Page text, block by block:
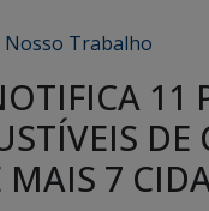
Nosso Trabalho
11
DE
MAIS 7